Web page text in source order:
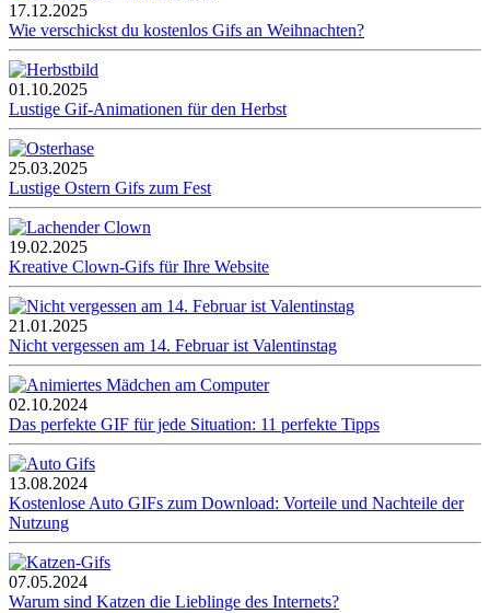
17.12.2025
Wie verschickst du kostenlos Gifs an Weihnachten?
01.10.2025
Lustige Gif-Animationen für den Herbst
25.03.2025
Lustige Ostern Gifs zum Fest
19.02.2025
Kreative Clown-Gifs für Ihre Website
21.01.2025
Nicht vergessen am 14. Februar ist Valentinstag
02.10.2024
Das perfekte GIF für jede Situation: 11 perfekte Tipps
13.08.2024
Kostenlose Auto GIFs zum Download: Vorteile und Nachteile der
Nutzung
07.05.2024
Warum sind Katzen die Lieblinge des Internets?